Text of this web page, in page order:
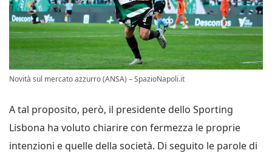
Novità sul mercato azzurro (ANSA) – SpazioNapoli.it
A tal proposito, però, il presidente dello Sporting
Lisbona ha voluto chiarire con fermezza le proprie
intenzioni e quelle della società. Di seguito le parole di